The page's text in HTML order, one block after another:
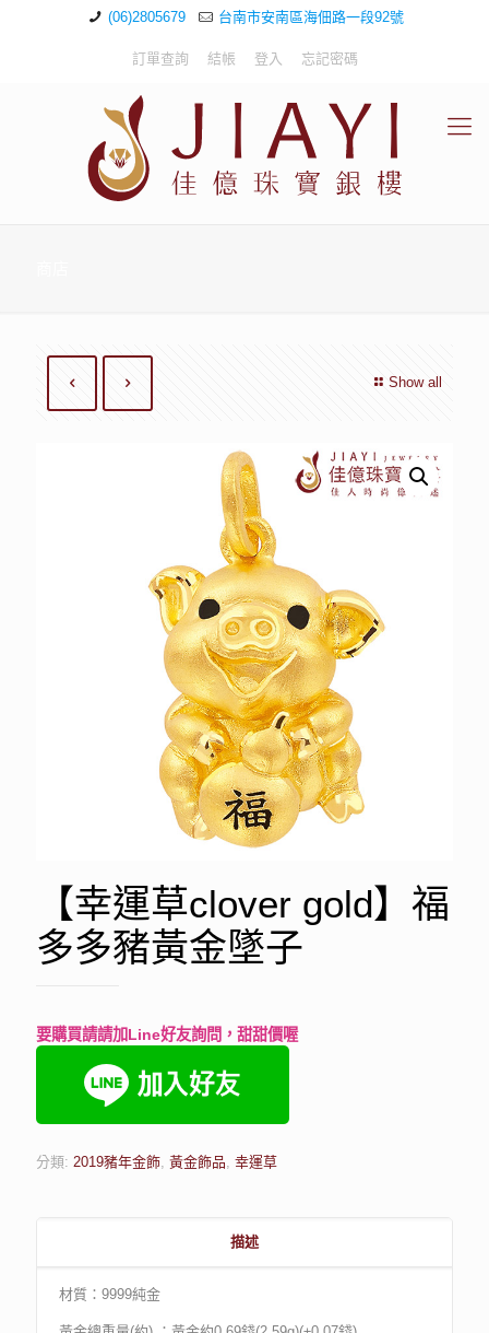
(06)2805679 台南市安南區海佃路一段92號
訂單查詢 結帳 登入 忘記密碼
Show all
【幸運草clover gold】福
多多豬黃金墜子
要購買請請加Line好友詢問，甜甜價喔
分類: 2019豬年金飾 黃金飾品 幸運草
描述
材質：9999純金